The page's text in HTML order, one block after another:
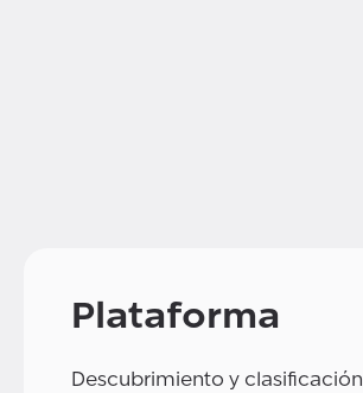
Plataforma
Descubrimiento y clasificación